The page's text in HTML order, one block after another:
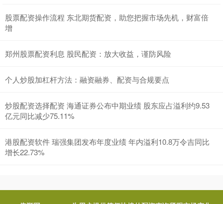
股票配资操作流程 东北期货配资，助您把握市场先机，财富倍
增
郑州股票配资利息 股民配资：放大收益，谨防风险
个人炒股加杠杆方法：融资融券、配资与合规要点
炒股配资选择配资 海通证券公布中期业绩 股东应占溢利约9.53
亿元同比减少75.11%
港股配资软件 瑞强集团发布年度业绩 年内溢利10.8万令吉同比
增长22.73%